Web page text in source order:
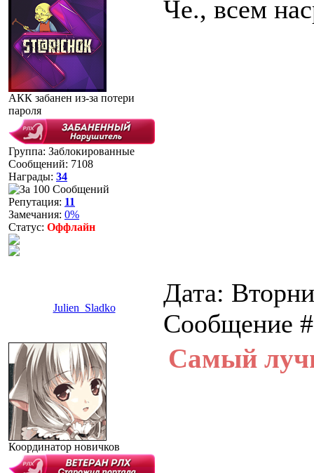
АКК забанен из-за потери
пароля
Группа: Заблокированные
Сообщений: 7108
Награды: 34
Репутация: 11
Замечания: 0%
Статус: Оффлайн
Че., всем
Julien_Sladko
Дата:
Сообщение
Координатор новичков
Самый